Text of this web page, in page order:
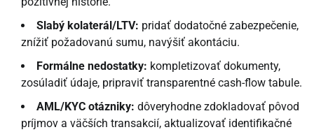
Slabý kolaterál/LTV: pridať dodatočné zabezpečenie,
znížiť požadovanú sumu, navýšiť akontáciu.
Formálne nedostatky: kompletizovať dokumenty,
zosúladiť údaje, pripraviť transparentné cash-flow tabule.
AML/KYC otázniky: dôveryhodne zdokladovať pôvod
príjmov a väčších transakcií, aktualizovať identifikačné